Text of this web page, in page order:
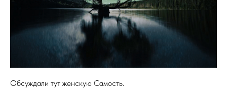
Обсуждали тут женскую Самость.